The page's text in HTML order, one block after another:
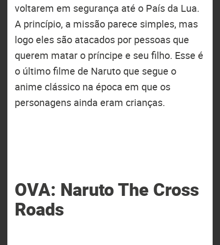
voltarem em segurança até o País da Lua.
A princípio, a missão parece simples, mas
logo eles são atacados por pessoas que
querem matar o príncipe e seu filho. Esse é
o último filme de Naruto que segue o
anime clássico na época em que os
personagens ainda eram crianças.
OVA: Naruto The Cross
Roads